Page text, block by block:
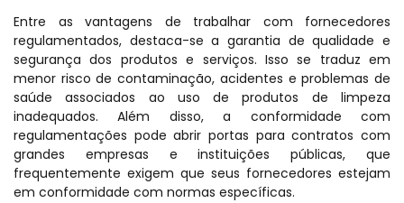
Entre as vantagens de trabalhar com fornecedores
regulamentados, destaca-se a garantia de qualidade e
segurança dos produtos e serviços. Isso se traduz em
menor risco de contaminação, acidentes e problemas de
saúde associados ao uso de produtos de limpeza
inadequados. Além disso, a conformidade com
regulamentações pode abrir portas para contratos com
grandes empresas e instituições públicas, que
frequentemente exigem que seus fornecedores estejam
em conformidade com normas específicas.